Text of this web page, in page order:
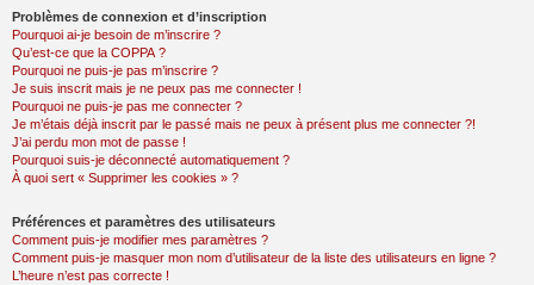
Problèmes de connexion et d’inscription
Pourquoi ai-je besoin de m’inscrire ?
Qu’est-ce que la COPPA ?
Pourquoi ne puis-je pas m’inscrire ?
Je suis inscrit mais je ne peux pas me connecter !
Pourquoi ne puis-je pas me connecter ?
Je m’étais déjà inscrit par le passé mais ne peux à présent plus me connecter ?!
J’ai perdu mon mot de passe !
Pourquoi suis-je déconnecté automatiquement ?
À quoi sert « Supprimer les cookies » ?
Préférences et paramètres des utilisateurs
Comment puis-je modifier mes paramètres ?
Comment puis-je masquer mon nom d’utilisateur de la liste des utilisateurs en ligne ?
L’heure n’est pas correcte !